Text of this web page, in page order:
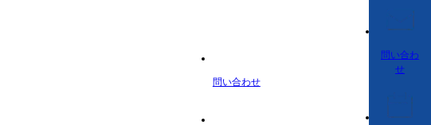
問い合わせ
問い合わ
せ